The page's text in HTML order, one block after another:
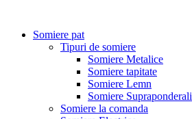
Somiere pat
Tipuri de somiere
Somiere Metalice
Somiere tapitate
Somiere Lemn
Somiere Supraponderali
Somiere la comanda